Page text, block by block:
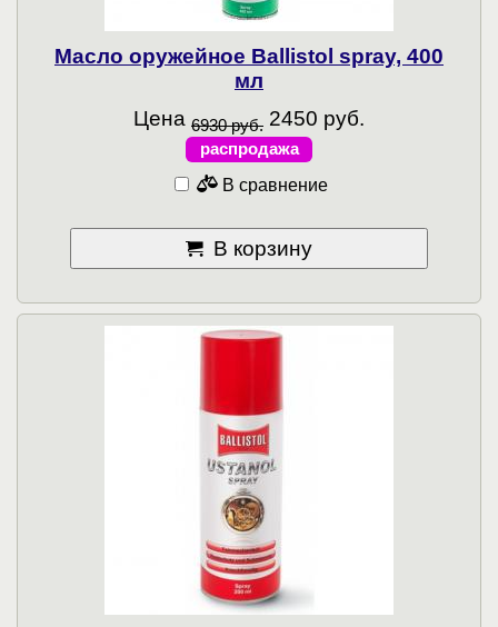
Масло оружейное Ballistol spray, 400
мл
Цена 6930 руб. 2450 руб.
распродажа
В сравнение
В корзину